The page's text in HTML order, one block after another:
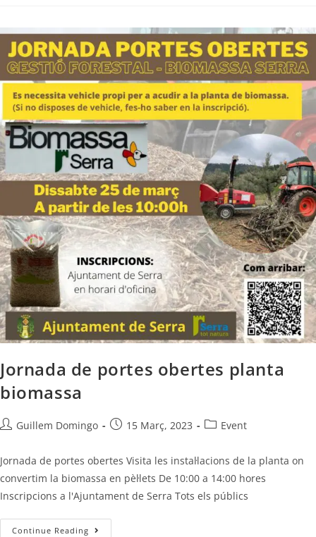
Jornada de portes obertes planta
biomassa
Guillem Domingo 15 Març, 2023 Event
Jornada de portes obertes Visita les instal·lacions de la planta on
convertim la biomassa en pèl·lets De 10:00 a 14:00 hores
Inscripcions a l'Ajuntament de Serra Tots els públics
Continue Reading